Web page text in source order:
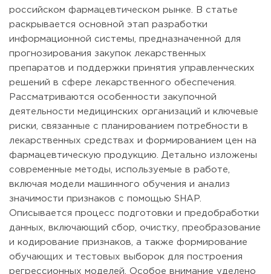
российском фармацевтическом рынке. В статье
раскрывается основной этап разработки
информационной системы, предназначенной для
прогнозирования закупок лекарственных
препаратов и поддержки принятия управленческих
решений в сфере лекарственного обеспечения.
Рассматриваются особенности закупочной
деятельности медицинских организаций и ключевые
риски, связанные с планированием потребности в
лекарственных средствах и формированием цен на
фармацевтическую продукцию. Детально изложены
современные методы, используемые в работе,
включая модели машинного обучения и анализ
значимости признаков с помощью SHAP.
Описывается процесс подготовки и предобработки
данных, включающий сбор, очистку, преобразование
и кодирование признаков, а также формирование
обучающих и тестовых выборок для построения
регрессионных моделей. Особое внимание уделено